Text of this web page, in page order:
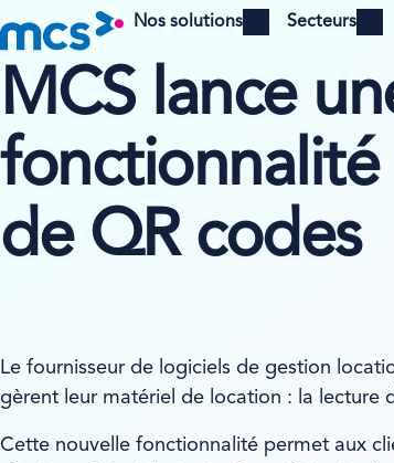
Nos solutions Secteurs
Open menu
MCS lance
de QR codes
Le fournisseur de logiciels de gestion
gèrent leur matériel de location : la lecture
Cette nouvelle fonctionnalité permet aux